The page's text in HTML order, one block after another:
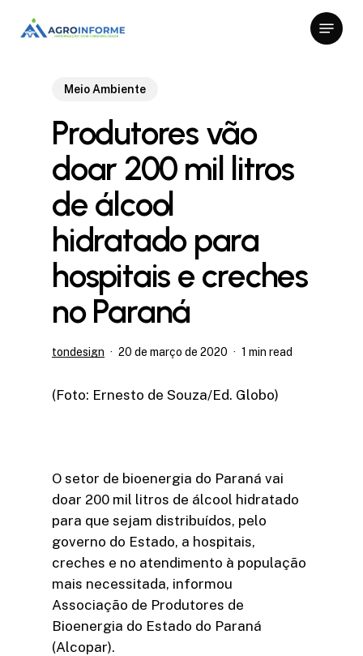
Menu
Meio Ambiente
Produtores vão
doar 200 mil litros
de álcool
hidratado para
hospitais e creches
no Paraná
tondesign 20 de março de 2020 1 min read
(Foto: Ernesto de Souza/Ed. Globo)
O setor de bioenergia do Paraná vai
doar 200 mil litros de álcool hidratado
para que sejam distribuídos, pelo
governo do Estado, a hospitais,
creches e no atendimento à população
mais necessitada, informou
Associação de Produtores de
Bioenergia do Estado do Paraná
(Alcopar).